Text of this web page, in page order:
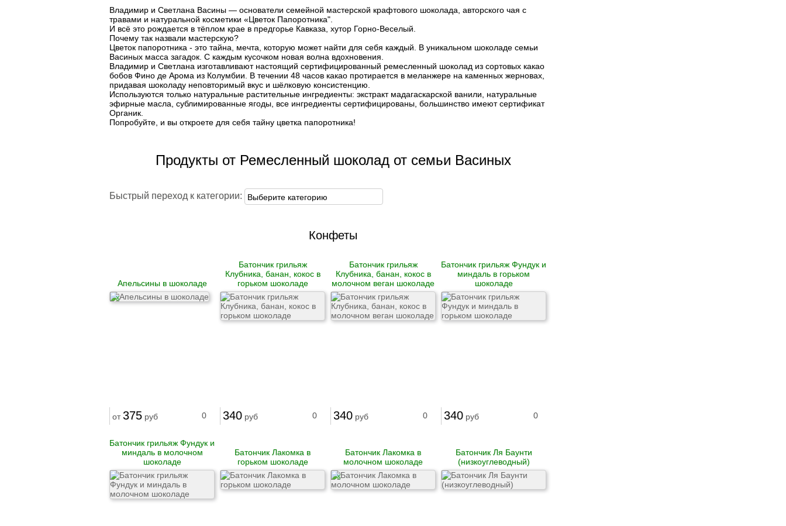
Гусь
Говядина
Свинина
Баранина
Телятина
Крольчатина
Сало
Зразы
Люля-кебаб
Шашлык
Цыпленок корнишон
замороженные
Бургеры
Блинчики
колбасы
Ветчина
Вареные колбасы
Варено-копченые
колбасы
Варено-копченые
деликатесы
Сырокопченые
деликатесы и
Владимир и Светлана Васины — основатели семейной мастерской крафтового шоколада, авторского чая с
травами и натуральной косметики «Цветок Папоротника".
И всё это рождается в тёплом крае в предгорье Кавказа, хутор Горно-Веселый. ⠀
Почему так назвали мастерскую? ⠀
Цветок папоротника - это тайна, мечта, которую может найти для себя каждый. В уникальном шоколаде семьи
Васиных масса загадок. С каждым кусочком новая волна вдохновения.
Владимир и Светлана изготавливают настоящий сертифицированный ремесленный шоколад из сортовых какао
бобов Фино де Арома из Колумбии. В течении 48 часов какао протирается в меланжере на каменных жерновах,
придавая шоколаду неповторимый вкус и шёлковую консистенцию.
Используются только натуральные растительные ингредиенты: экстракт мадагаскарской ванили, натуральные
эфирные масла, сублимированные ягоды, все ингредиенты сертифицированы, большинство имеют сертификат
Органик. ⠀
Попробуйте, и вы откроете для себя тайну цветка папоротника!
Продукты от Ремесленный шоколад от семьи Васиных
Быстрый переход к категории:
Конфеты
Апельсины в шоколаде
X
от375 руб 0
Батончик грильяж
Клубника, банан, кокос в
горьком шоколаде
340 руб 0
Батончик грильяж
Клубника, банан, кокос в
молочном веган шоколаде
340 руб 0
Батончик грильяж Фундук и
миндаль в горьком
шоколаде
340 руб 0
Батончик грильяж Фундук и
миндаль в молочном
шоколаде
Батончик Лакомка в
горьком шоколаде
Батончик Лакомка в
молочном шоколаде
X
Батончик Ля Баунти
(низкоуглеводный)